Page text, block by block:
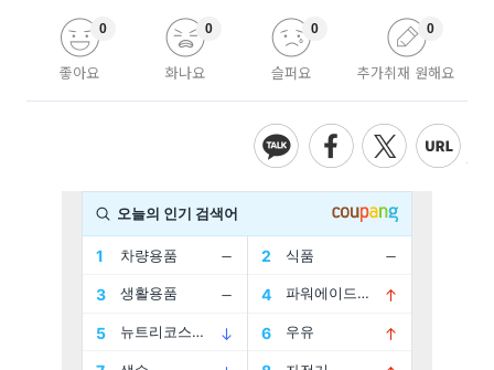
좋아요
0
화나요
0
슬퍼요
0
추가취재 원해요
0